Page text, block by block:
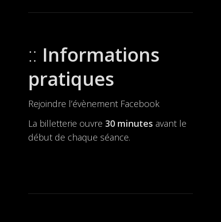
Informations
pratiques
Rejoindre l’évènement Facebook
La billetterie ouvre 30 minutes avant le
début de chaque séance.